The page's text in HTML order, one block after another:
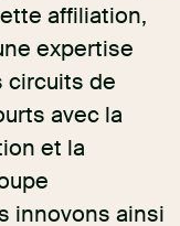
affiliation,
expertise
circuits de
avec la
et la
innovons ainsi